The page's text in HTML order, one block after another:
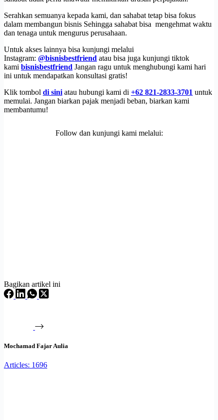
Serahkan semuanya kepada kami, dan sahabat tetap bisa fokus
dalam membangun bisnis Sehingga sahabat bisa mengehmat waktu
dan tenaga untuk mengurus perusahaan.
Untuk akses lainnya bisa kunjungi melalui
Instagram: @bisnisbestfriend atau bisa juga kunjungi tiktok
kami bisnisbestfriend Jangan ragu untuk menghubungi kami hari
ini untuk mendapatkan konsultasi gratis!
Klik tombol di sini atau hubungi kami di +62 821-2833-3701 untuk
memulai. Jangan biarkan pajak menjadi beban, biarkan kami
membantumu!
Follow dan kunjungi kami melalui:
Bagikan artikel ini
Mochamad Fajar Aulia
Articles: 1696